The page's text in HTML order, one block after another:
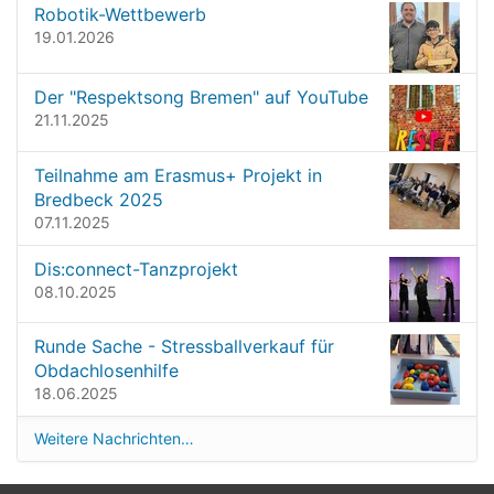
d
n
v
o
G
ö
ß
e
…
Robotik-Wettbewerb
19.01.2026
Der "Respektsong Bremen" auf YouTube
21.11.2025
Teilnahme am Erasmus+ Projekt in
Bredbeck 2025
07.11.2025
Dis:connect-Tanzprojekt
08.10.2025
Runde Sache - Stressballverkauf für
Obdachlosenhilfe
18.06.2025
Weitere Nachrichten…